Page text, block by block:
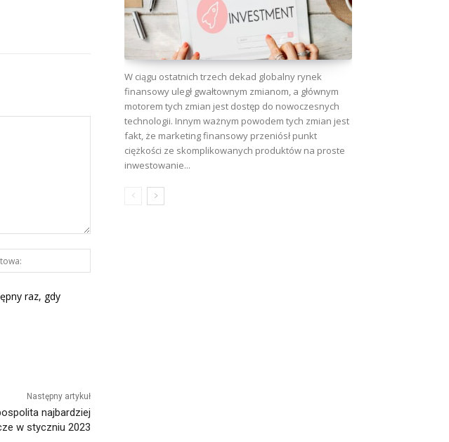
Internetowa:
raz, gdy
Następny artykuł
najbardziej
w styczniu 2023
W ciągu ostatnich trzech dekad globalny rynek
finansowy uległ gwałtownym zmianom, a głównym
motorem tych zmian jest dostęp do nowoczesnych
technologii. Innym ważnym powodem tych zmian jest
fakt, że marketing finansowy przeniósł punkt
ciężkości ze skomplikowanych produktów na proste
inwestowanie...